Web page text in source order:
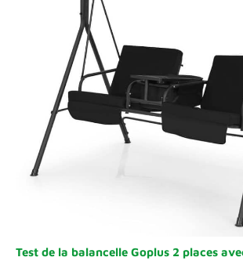
Test de la balancelle Goplus 2 places